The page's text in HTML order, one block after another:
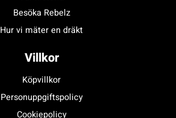
Besöka Rebelz
Hur vi mäter en dräkt
Villkor
Köpvillkor
Personuppgiftspolicy
Cookiepolicy